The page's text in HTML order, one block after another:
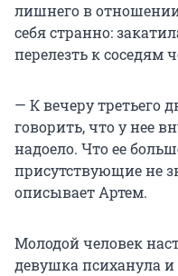
лишнего в
себя странно:
перелезть к соседям
— К вечеру третьего
говорить, что у нее
надоело. Что ее
присутствующие не
описывает Артем.
Молодой человек
девушка психанула